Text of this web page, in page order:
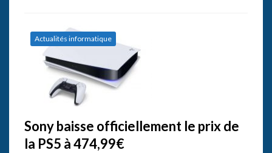
Actualités informatique
Sony baisse officiellement le prix de
la PS5 à 474,99€